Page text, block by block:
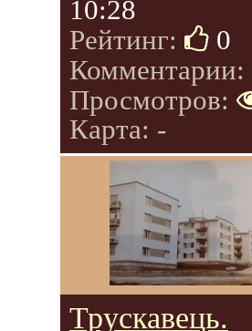
10:28
Рейтинг:
0
Комментарии:
Просмотров:
Карта: -
Трускавець.